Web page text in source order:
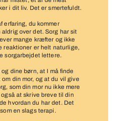
i dit liv. Det er smertefuldt.
erfaring, du kommer
over det. Sorg har sit
mange kræfter og ikke
reaktioner er helt naturlige,
sorgarbejdet lettere.
dine børn, at I må finde
din mor, og at du vil give
som din mor nu ikke mere
at skrive breve til din
hvordan du har det. Det
en slags terapi.